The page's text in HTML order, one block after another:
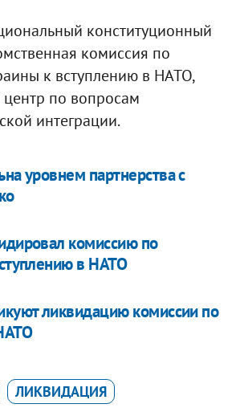
конституционный
комиссия по
к вступлению в НАТО,
по вопросам
интеграции.
уровнем партнерства с
комиссию по
в НАТО
ликвидацию комиссии по
ЛИКВИДАЦИЯ